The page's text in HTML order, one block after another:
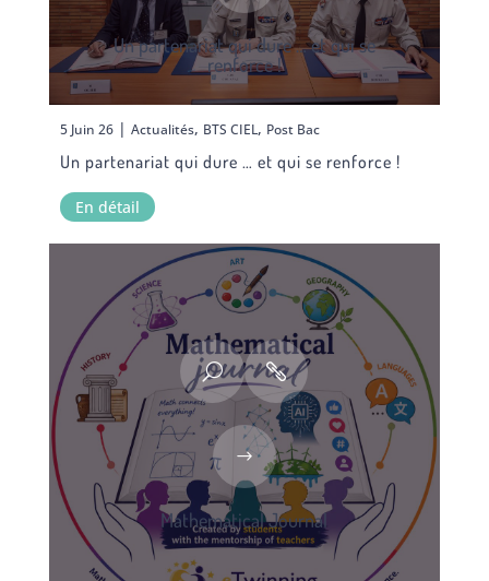
Un partenariat qui dure … et qui se
renforce !
5 Juin 26| Actualités, BTS CIEL, Post Bac
Un partenariat qui dure … et qui se renforce !
En détail
Mathematical Journal